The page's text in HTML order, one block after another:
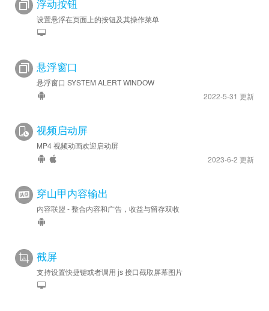
浮动按钮
设置悬浮在页面上的按钮及其操作菜单
悬浮窗口
悬浮窗口 SYSTEM ALERT WINDOW
2022-5-31 更新
视频启动屏
MP4 视频动画欢迎启动屏
2023-6-2 更新
穿山甲内容输出
内容联盟 - 整合内容和广告，收益与留存双收
截屏
支持设置快捷键或者调用 js 接口截取屏幕图片